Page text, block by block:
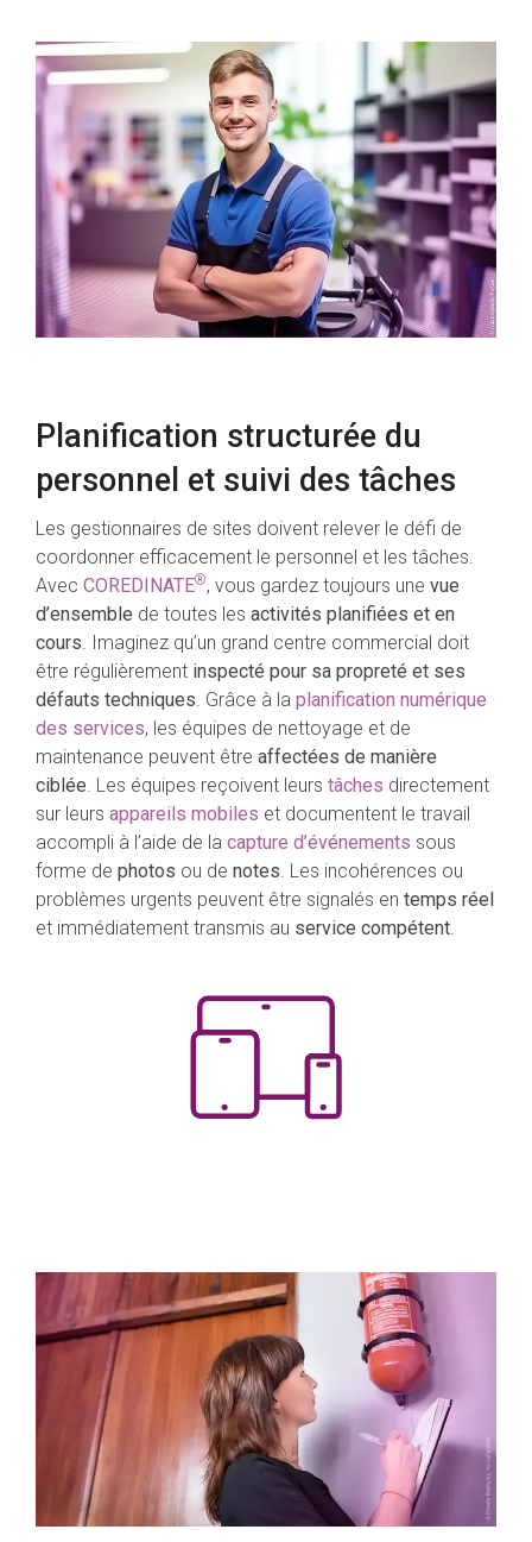
Planification structurée du
personnel et suivi des tâches
Les gestionnaires de sites doivent relever le défi de
coordonner efficacement le personnel et les tâches.
Avec COREDINATE®, vous gardez toujours une vue
d’ensemble de toutes les activités planifiées et en
cours. Imaginez qu’un grand centre commercial doit
être régulièrement inspecté pour sa propreté et ses
défauts techniques. Grâce à la planification numérique
des services, les équipes de nettoyage et de
maintenance peuvent être affectées de manière
ciblée. Les équipes reçoivent leurs tâches directement
sur leurs appareils mobiles et documentent le travail
accompli à l’aide de la capture d’événements sous
forme de photos ou de notes. Les incohérences ou
problèmes urgents peuvent être signalés en temps réel
et immédiatement transmis au service compétent.